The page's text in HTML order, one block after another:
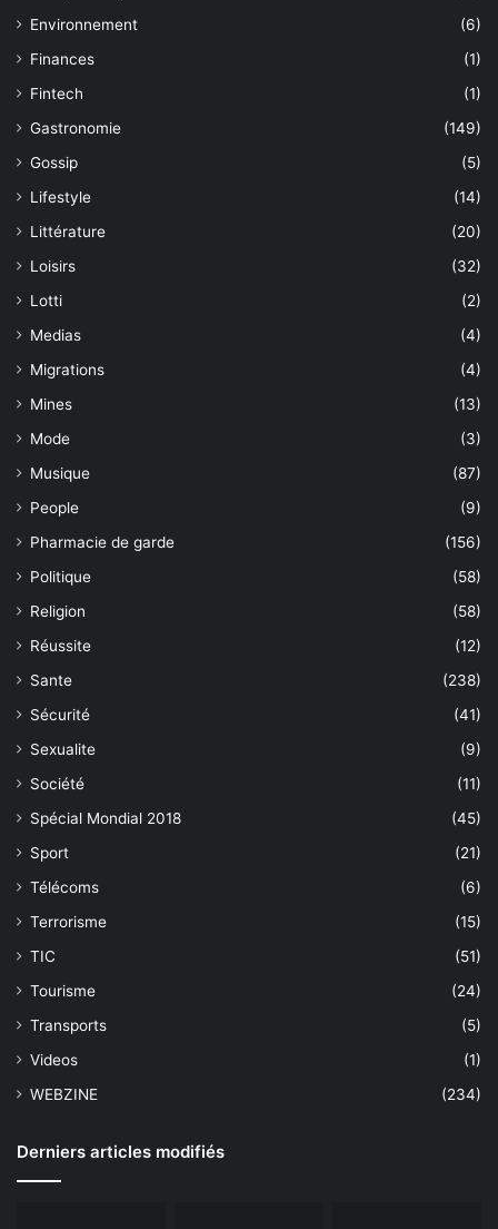
Environnement
(6)
Finances
(1)
Fintech
(1)
Gastronomie
(149)
Gossip
(5)
Lifestyle
(14)
Littérature
(20)
Loisirs
(32)
Lotti
(2)
Medias
(4)
Migrations
(4)
Mines
(13)
Mode
(3)
Musique
(87)
People
(9)
Pharmacie de garde
(156)
Politique
(58)
Religion
(58)
Réussite
(12)
Sante
(238)
Sécurité
(41)
Sexualite
(9)
Société
(11)
Spécial Mondial 2018
(45)
Sport
(21)
Télécoms
(6)
Terrorisme
(15)
TIC
(51)
Tourisme
(24)
Transports
(5)
Videos
(1)
WEBZINE
(234)
Derniers articles modifiés